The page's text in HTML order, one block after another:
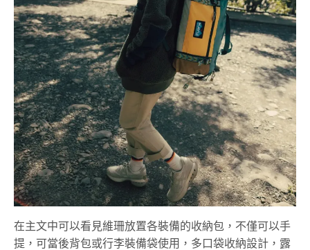
在主文中可以看見維珊放置各裝備的收納包，不僅可以手
提，可當後背包或行李裝備袋使用，多口袋收納設計，露